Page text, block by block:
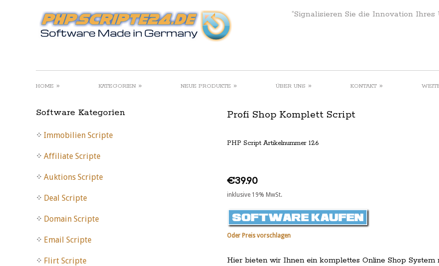
“Signalisieren Sie die Innovation
HOME » KATEGORIEN » NEUE PRODUKTE » ÜBER UNS » KONTAKT »
Profi Shop Komplett Script
PHP Script Artikelnummer 126
€39.90
inklusive 19% MwSt.
Oder Preis vorschlagen
Hier bieten wir Ihnen ein komplettes Online Shop
Software Kategorien
Immobilien Scripte
Affiliate Scripte
Auktions Scripte
Deal Scripte
Domain Scripte
Email Scripte
Flirt Scripte